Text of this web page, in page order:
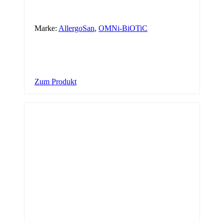
Marke: AllergoSan, OMNi-BiOTiC
Zum Produkt